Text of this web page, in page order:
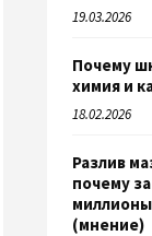
19.03.2026
Почему
химия и
18.02.2026
Разлив
почему
(мнение)